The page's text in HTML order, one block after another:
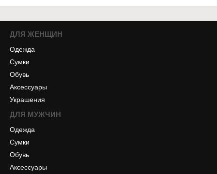
ДЛЯ ЖЕНЩИН
Одежда
Сумки
Обувь
Аксессуары
Украшения
ДЛЯ МУЖЧИН
Одежда
Сумки
Обувь
Аксессуары